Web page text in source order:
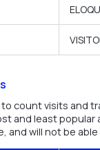
count visits and
and least
and will not be